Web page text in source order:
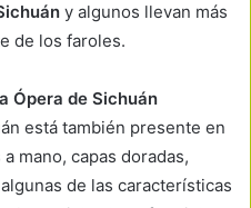
y algunos llevan más
de los faroles.
Ópera de Sichuán
está también presente en
mano, capas doradas,
de las características